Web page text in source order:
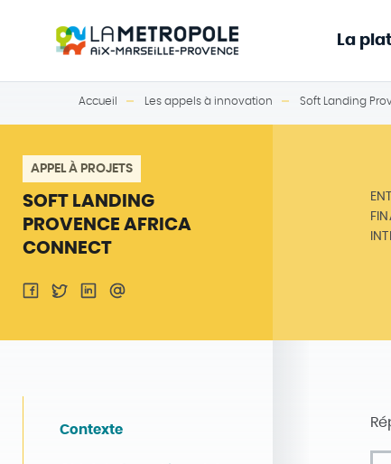
La
Accueil Les appels à innovation Soft Landing
APPEL À PROJETS
SOFT LANDING
PROVENCE AFRICA
CONNECT
Contexte